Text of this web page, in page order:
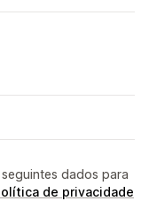
dados para
de privacidade